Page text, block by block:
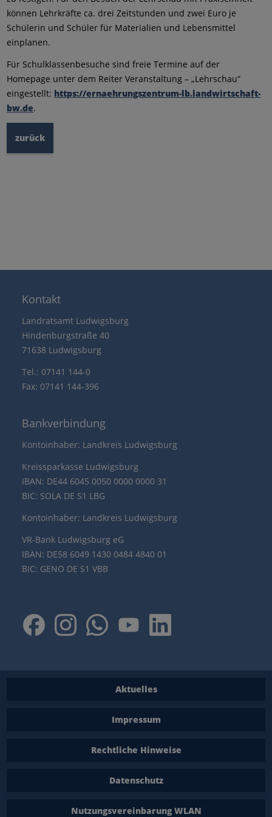
können Lehrkräfte ca. drei Zeitstunden und zwei Euro je
Schülerin und Schüler für Materialien und Lebensmittel
einplanen.
Für Schulklassenbesuche sind freie Termine auf der
Homepage unter dem Reiter Veranstaltung – „Lehrschau“
eingestellt: https://ernaehrungszentrum-lb.landwirtschaft-
bw.de.
zurück
Kontakt
Landratsamt Ludwigsburg
Hindenburgstraße 40
71638 Ludwigsburg
Tel.: 07141 144-0
Fax: 07141 144-396
Bankverbindung
Kontoinhaber: Landkreis Ludwigsburg
Kreissparkasse Ludwigsburg
IBAN: DE44 6045 0050 0000 0000 31
BIC: SOLA DE S1 LBG
Kontoinhaber: Landkreis Ludwigsburg
VR-Bank Ludwigsburg eG
IBAN: DE58 6049 1430 0484 4840 01
BIC: GENO DE S1 VBB
Aktuelles
Impressum
Rechtliche Hinweise
Datenschutz
Nutzungsvereinbarung WLAN